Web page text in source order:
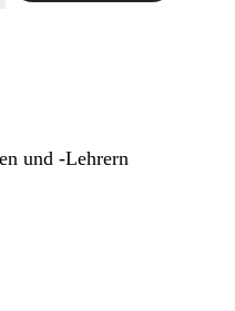
und -Lehrern